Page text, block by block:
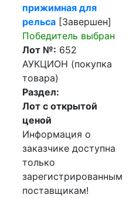
прижимная для
рельса [Завершен]
Победитель выбран
Лот №: 652
АУКЦИОН (покупка
товара)
Раздел:
Лот с открытой
ценой
Информация о
заказчике доступна
только
зарегистрированным
поставщикам!